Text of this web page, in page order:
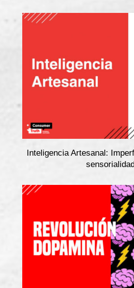
Inteligencia Artesanal:
sensorialidad